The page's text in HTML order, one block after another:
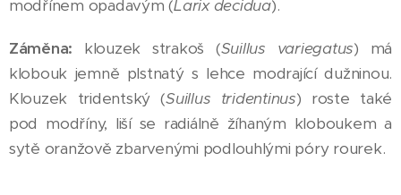
modřínem opadavým (Larix decidua).
Záměna: klouzek strakoš (Suillus variegatus) má
klobouk jemně plstnatý s lehce modrající dužninou.
Klouzek tridentský (Suillus tridentinus) roste také
pod modříny, liší se radiálně žíhaným kloboukem a
sytě oranžově zbarvenými podlouhlými póry rourek.